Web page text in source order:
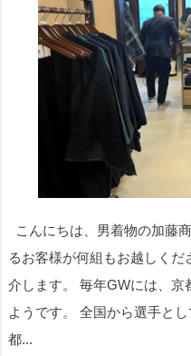
こんにちは、男着物の加藤
るお客様が何組もお越しく
介します。 毎年GWには、京
ようです。 全国から選手と
都...